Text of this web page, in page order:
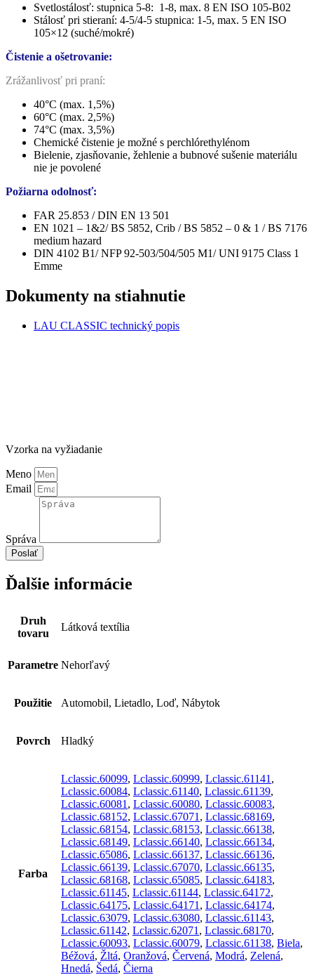
Svetlostálosť: stupnica 5-8: 1-8, max. 8 EN ISO 105-B02
Stálosť pri stieraní: 4-5/4-5 stupnica: 1-5, max. 5 EN ISO
105×12 (suché/mokré)
Čistenie a ošetrovanie:
Zrážanlivosť pri praní:
40°C (max. 1,5%)
60°C (max. 2,5%)
74°C (max. 3,5%)
Chemické čistenie je možné s perchlórethylénom
Bielenie, zjasňovanie, žehlenie a bubnové sušenie materiálu
nie je povolené
Požiarna odolnosť:
FAR 25.853 / DIN EN 13 501
EN 1021 – 1&2/ BS 5852, Crib / BS 5852 – 0 & 1 / BS 7176
medium hazard
DIN 4102 B1/ NFP 92-503/504/505 M1/ UNI 9175 Class 1
Emme
Dokumenty na stiahnutie
LAU CLASSIC technický popis
Vzorka na vyžiadanie
Meno
Email
Správa
Poslať
Ďalšie informácie
Druh
tovaru
Látková textília
Parametre Nehorľavý
Použitie Automobil, Lietadlo, Loď, Nábytok
Povrch Hladký
Farba
Lclassic.60099, Lclassic.60999, Lclassic.61141 ,
Lclassic.60084, Lclassic.61140, Lclassic.61139,
Lclassic.60081 , Lclassic.60080, Lclassic.60083,
Lclassic.68152, Lclassic.67071 , Lclassic.68169,
Lclassic.68154, Lclassic.68153, Lclassic.66138,
Lclassic.68149, Lclassic.66140, Lclassic.66134,
Lclassic.65086, Lclassic.66137, Lclassic.66136,
Lclassic.66139, Lclassic.67070, Lclassic.66135,
Lclassic.68168, Lclassic.65085, Lclassic.64183,
Lclassic.61145, Lclassic.61144, Lclassic.64172,
Lclassic.64175, Lclassic.64171 , Lclassic.64174,
Lclassic.63079, Lclassic.63080, Lclassic.61143,
Lclassic.61142, Lclassic.62071 , Lclassic.68170,
Lclassic.60093, Lclassic.60079, Lclassic.61138, Biela,
Béžová, Žltá, Oranžová, Červená, Modrá, Zelená,
Hnedá, Šedá, Čierna